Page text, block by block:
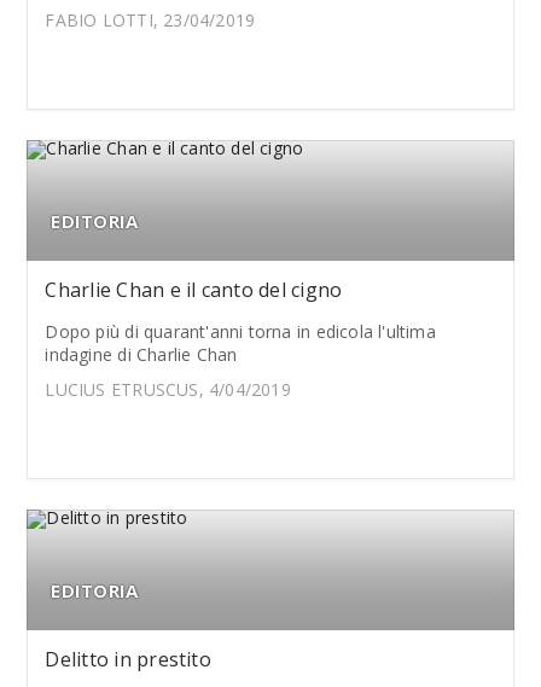
FABIO LOTTI, 23/04/2019
EDITORIA
Charlie Chan e il canto del cigno
Dopo più di quarant'anni torna in edicola l'ultima
indagine di Charlie Chan
LUCIUS ETRUSCUS, 4/04/2019
EDITORIA
Delitto in prestito